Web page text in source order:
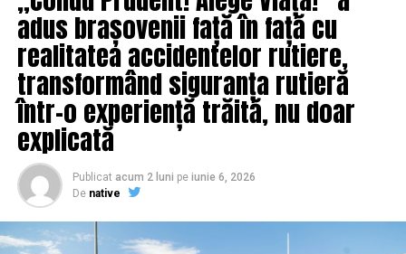
ceilalți politicieni | IasiAZI.ro
NU RATATI
LOVITURĂ pentru Dragnea, chiar cu o zi înainte să se
dea OUG pe JUSTIȚIE | IasiAZI.ro
adus brașovenii față în față cu
realitatea accidentelor rutiere,
transformând siguranța rutieră
într-o experiență trăită, nu doar
explicată
Publicat acum 2 luni pe iunie 6, 2026
De native